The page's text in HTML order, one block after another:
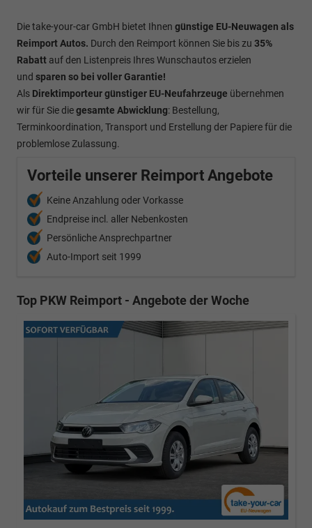
Die take-your-car GmbH bietet Ihnen günstige EU-Neuwagen als
Reimport Autos. Durch den Reimport können Sie bis zu 35%
Rabatt auf den Listenpreis Ihres Wunschautos erzielen
und sparen so bei voller Garantie!
Als Direktimporteurgünstiger EU-Neufahrzeuge übernehmen
wir für Sie diegesamte Abwicklung: Bestellung,
Terminkoordination, Transport und Erstellung der Papiere für die
problemlose Zulassung.
Vorteile unserer Reimport Angebote
Keine Anzahlung oder Vorkasse
Endpreise incl. aller Nebenkosten
Persönliche Ansprechpartner
Auto-Import seit 1999
Top PKW Reimport - Angebote der Woche